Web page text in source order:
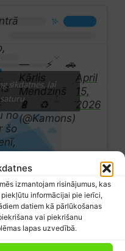
izmantojam risinājumus, kas
informācijai pie ierīci,
datiem kā pārlūkošanas
vai piekrišanu
lapas uzvedībā.
no
šo
— ⚡🚗
Kārlis
Mendziņš
🔋♻️ 
(@Kamons)
April
15,
2026
sīkdatnes, lai
mums par to ziņu,
Ctrl+Enter. Paldies!